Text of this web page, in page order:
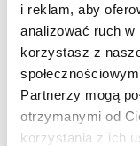
i reklam, aby
analizować ruch
korzystasz z
Partnerzy mogą
otrzymanymi od
korzystania z ich
odrobiną wody i
czasu do czasu
kokosowe,
wrzenia. Do
kolejne 2-3
solą jeśli gotujesz